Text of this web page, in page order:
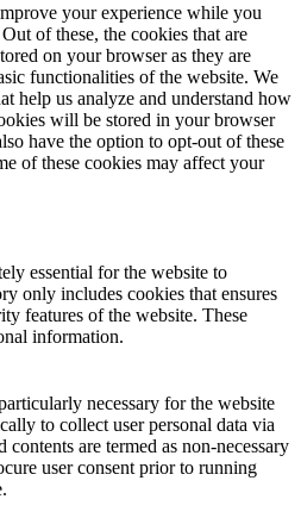
your experience while you
of these, the cookies that are
on your browser as they are
functionalities of the website. We
help us analyze and understand how
will be stored in your browser
have the option to opt-out of these
of these cookies may affect your
essential for the website to
only includes cookies that ensures
features of the website. These
information.
necessary for the website
to collect user personal data via
contents are termed as non-necessary
user consent prior to running